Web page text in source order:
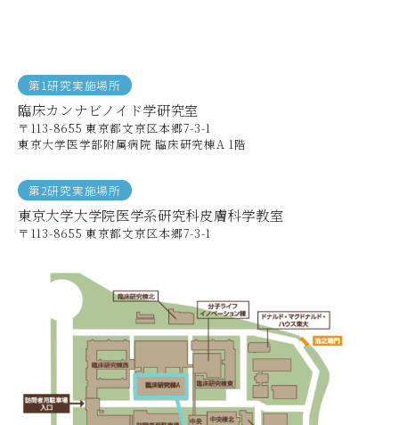
第1研究実施場所
臨床カンナビノイド学研究室
〒113-8655 東京都文京区本郷7-3-1
東京大学医学部附属病院 臨床研究棟A 1階
第2研究実施場所
東京大学大学院医学系研究科皮膚科学教室
〒113-8655 東京都文京区本郷7-3-1